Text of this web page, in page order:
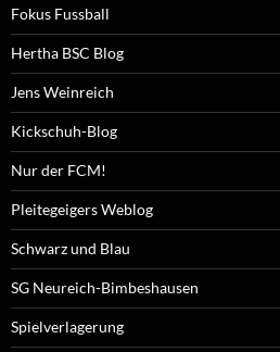
Fokus Fussball
Hertha BSC Blog
Jens Weinreich
Kickschuh-Blog
Nur der FCM!
Pleitegeigers Weblog
Schwarz und Blau
SG Neureich-Bimbeshausen
Spielverlagerung